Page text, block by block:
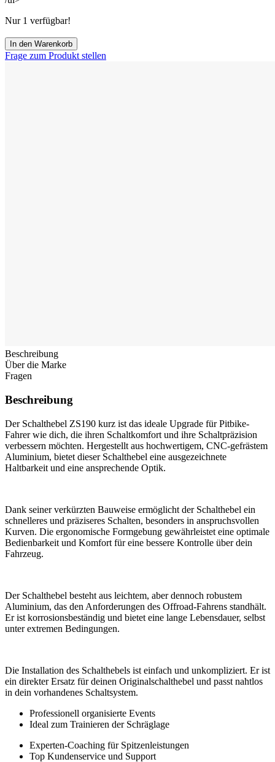
Nur 1 verfügbar!
In den Warenkorb
Frage zum Produkt stellen
Beschreibung
Über die Marke
Fragen
Beschreibung
Der Schalthebel ZS190 kurz ist das ideale Upgrade für Pitbike-
Fahrer wie dich, die ihren Schaltkomfort und ihre Schaltpräzision
verbessern möchten. Hergestellt aus hochwertigem, CNC-gefrästem
Aluminium, bietet dieser Schalthebel eine ausgezeichnete
Haltbarkeit und eine ansprechende Optik.
Dank seiner verkürzten Bauweise ermöglicht der Schalthebel ein
schnelleres und präziseres Schalten, besonders in anspruchsvollen
Kurven. Die ergonomische Formgebung gewährleistet eine optimale
Bedienbarkeit und Komfort für eine bessere Kontrolle über dein
Fahrzeug.
Der Schalthebel besteht aus leichtem, aber dennoch robustem
Aluminium, das den Anforderungen des Offroad-Fahrens standhält.
Er ist korrosionsbeständig und bietet eine lange Lebensdauer, selbst
unter extremen Bedingungen.
Die Installation des Schalthebels ist einfach und unkompliziert. Er ist
ein direkter Ersatz für deinen Originalschalthebel und passt nahtlos
in dein vorhandenes Schaltsystem.
Professionell organisierte Events
Ideal zum Trainieren der Schräglage
Experten-Coaching für Spitzenleistungen
Top Kundenservice und Support